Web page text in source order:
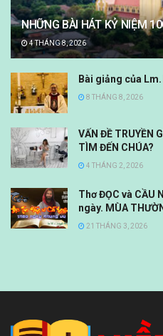
NHỮNG BÀI HÁT KỶ NIỆM
4 THÁNG 8, 2026
Bài giảng của
8 THÁNG 8, 2026
VẤN ĐỀ TRUYỀN
TÌM ĐẾN CHÚA?
4 THÁNG 2, 2026
Thơ ĐỌC và CẦU
ngày. MÙA
21 THÁNG 3, 2026